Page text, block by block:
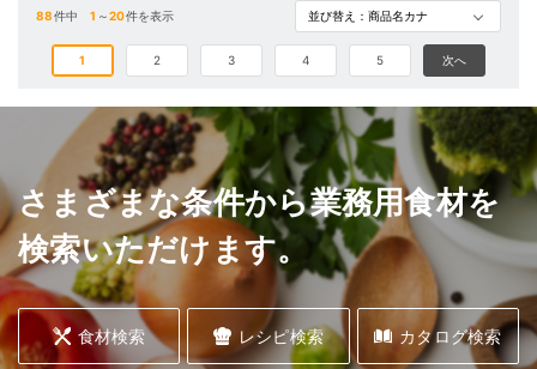
88件中1 ～20件を表示
1 2 3 4 5 次へ
さまざまな条件から業務用食材を
検索いただけます。
食材検索 レシピ検索 カタログ検索